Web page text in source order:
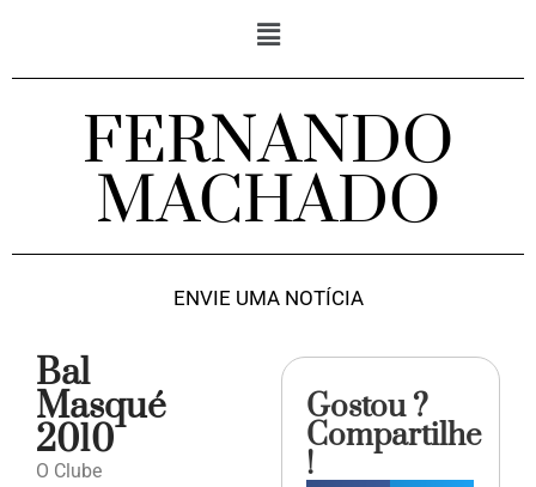
FERNANDO
MACHADO
ENVIE UMA NOTÍCIA
Bal
Masqué
2010
O Clube
Gostou ?
Compartilhe
!